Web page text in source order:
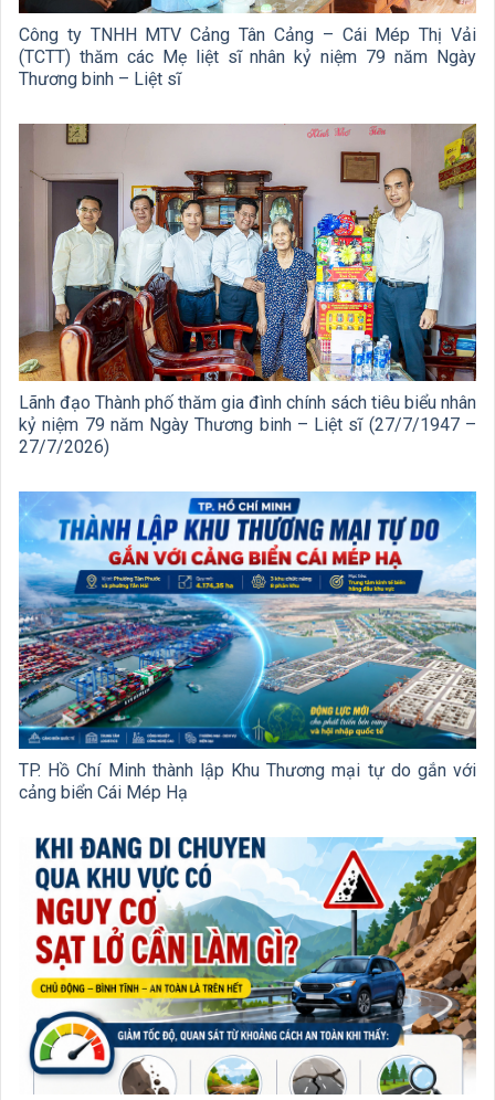
Công ty TNHH MTV Cảng Tân Cảng – Cái Mép Thị Vải
(TCTT) thăm các Mẹ liệt sĩ nhân kỷ niệm 79 năm Ngày
Thương binh – Liệt sĩ
Lãnh đạo Thành phố thăm gia đình chính sách tiêu biểu nhân
kỷ niệm 79 năm Ngày Thương binh – Liệt sĩ (27/7/1947 –
27/7/2026)
TP. Hồ Chí Minh thành lập Khu Thương mại tự do gắn với
cảng biển Cái Mép Hạ